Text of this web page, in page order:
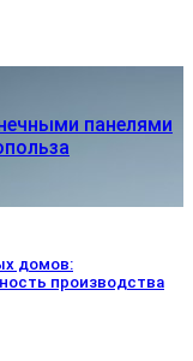
панелями
домов:
производства